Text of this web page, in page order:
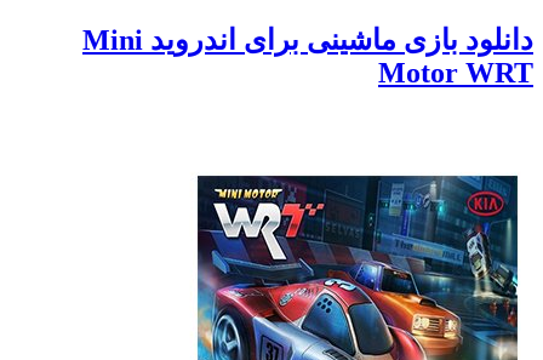
دانلود بازی ماشینی برای اندروید Mini
Motor